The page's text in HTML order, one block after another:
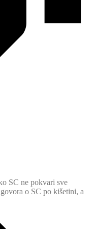
SC ne pokvari sve
o SC po kišetini, a